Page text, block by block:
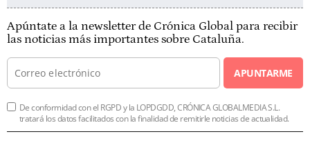
Apúntate a la newsletter de Crónica Global para recibir
las noticias más importantes sobre Cataluña.
APUNTARME
De conformidad con el RGPD y la LOPDGDD, CRÓNICA GLOBALMEDIA S.L.
tratará los datos facilitados con la finalidad de remitirle noticias de actualidad.